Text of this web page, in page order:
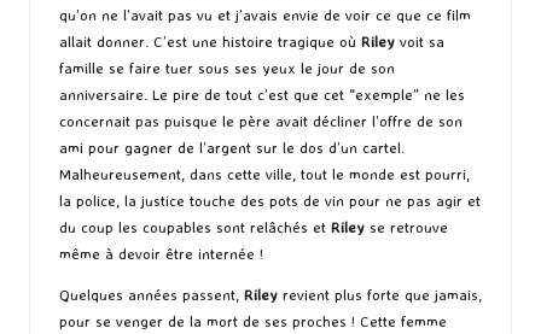
qu’on ne l’avait pas vu et j’avais envie de voir ce que ce film
allait donner. C’est une histoire tragique où Riley voit sa
famille se faire tuer sous ses yeux le jour de son
anniversaire. Le pire de tout c’est que cet “exemple” ne les
concernait pas puisque le père avait décliner l’offre de son
ami pour gagner de l’argent sur le dos d’un cartel.
Malheureusement, dans cette ville, tout le monde est pourri,
la police, la justice touche des pots de vin pour ne pas agir et
du coup les coupables sont relâchés et Riley se retrouve
même à devoir être internée !
Quelques années passent, Riley revient plus forte que jamais,
pour se venger de la mort de ses proches ! Cette femme